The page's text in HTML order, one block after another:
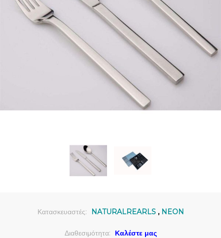
Κατασκευαστές: NATURALREARLS , NEON
Διαθεσιμότητα: Καλέστε μας